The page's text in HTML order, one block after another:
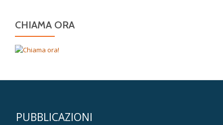
CHIAMA ORA
PUBBLICAZIONI